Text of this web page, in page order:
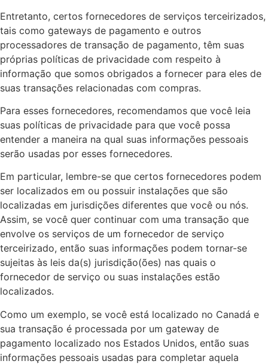
Entretanto, certos fornecedores de serviços terceirizados,
tais como gateways de pagamento e outros
processadores de transação de pagamento, têm suas
próprias políticas de privacidade com respeito à
informação que somos obrigados a fornecer para eles de
suas transações relacionadas com compras.
Para esses fornecedores, recomendamos que você leia
suas políticas de privacidade para que você possa
entender a maneira na qual suas informações pessoais
serão usadas por esses fornecedores.
Em particular, lembre-se que certos fornecedores podem
ser localizados em ou possuir instalações que são
localizadas em jurisdições diferentes que você ou nós.
Assim, se você quer continuar com uma transação que
envolve os serviços de um fornecedor de serviço
terceirizado, então suas informações podem tornar-se
sujeitas às leis da(s) jurisdição(ões) nas quais o
fornecedor de serviço ou suas instalações estão
localizados.
Como um exemplo, se você está localizado no Canadá e
sua transação é processada por um gateway de
pagamento localizado nos Estados Unidos, então suas
informações pessoais usadas para completar aquela